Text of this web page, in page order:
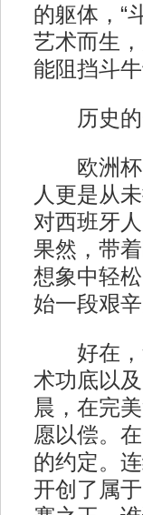
的躯体，“
艺术而生
能阻挡斗
历史的
欧洲杯
人更是从
对西班牙
果然，带
想象中轻
始一段艰
好在，危
术功底以
晨，在完
愿以偿。
的约定。
开创了属